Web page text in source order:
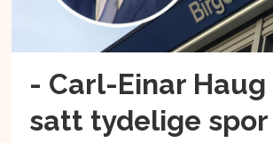
- Carl-Einar Haug
satt tydelige spor